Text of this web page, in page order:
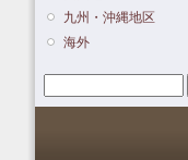
九州・沖縄地区
海外